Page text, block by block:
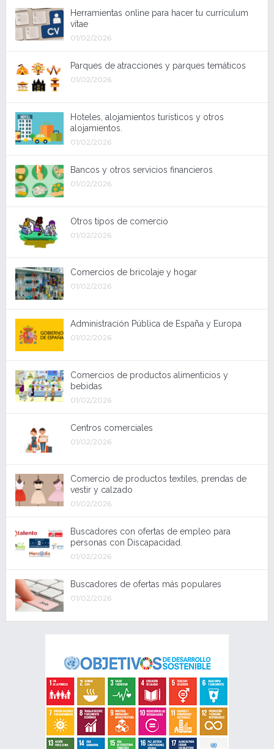
Herramientas online para hacer tu currículum
vítae
01/02/2026
Parques de atracciones y parques temáticos
01/02/2026
Hoteles, alojamientos turísticos y otros
alojamientos.
01/02/2026
Bancos y otros servicios financieros
01/02/2026
Otros tipos de comercio
01/02/2026
Comercios de bricolaje y hogar
01/02/2026
Administración Pública de España y Europa
01/02/2026
Comercios de productos alimenticios y
bebidas
01/02/2026
Centros comerciales
01/02/2026
Comercio de productos textiles, prendas de
vestir y calzado
01/02/2026
Buscadores con ofertas de empleo para
personas con Discapacidad.
01/02/2026
Buscadores de ofertas más populares
01/02/2026